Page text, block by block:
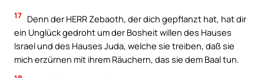
17 Denn der HERR Zebaoth, der dich gepflanzt hat, hat dir
ein Unglück gedroht um der Bosheit willen des Hauses
Israel und des Hauses Juda, welche sie treiben, daß sie
mich erzürnen mit ihrem Räuchern, das sie dem Baal tun.